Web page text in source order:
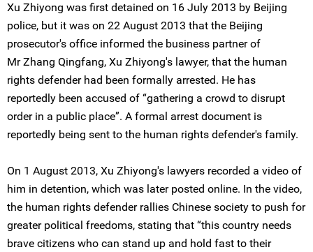
Xu Zhiyong was first detained on 16 July 2013 by Beijing
police, but it was on 22 August 2013 that the Beijing
prosecutor's office informed the business partner of
Mr Zhang Qingfang, Xu Zhiyong's lawyer, that the human
rights defender had been formally arrested. He has
reportedly been accused of “gathering a crowd to disrupt
order in a public place”. A formal arrest document is
reportedly being sent to the human rights defender's family.
On 1 August 2013, Xu Zhiyong's lawyers recorded a video of
him in detention, which was later posted online. In the video,
the human rights defender rallies Chinese society to push for
greater political freedoms, stating that “this country needs
brave citizens who can stand up and hold fast to their